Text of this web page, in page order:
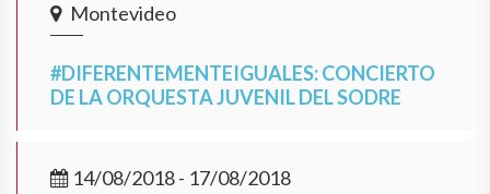
Montevideo
#DIFERENTEMENTEIGUALES: CONCIERTO
DE LA ORQUESTA JUVENIL DEL SODRE
14/08/2018 - 17/08/2018